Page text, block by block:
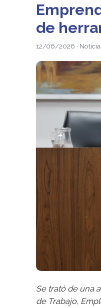
de
12/06/2026 ·
Se trató de una
de Trabajo,